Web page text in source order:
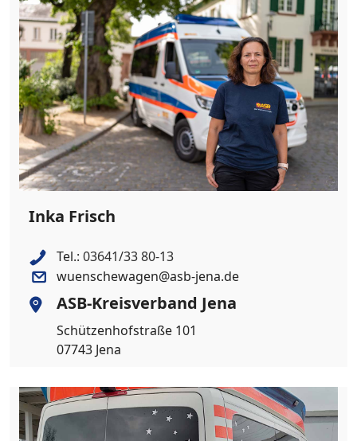
Inka Frisch
Tel.: 03641/33 80-13
wuenschewagen@asb-jena.de
ASB-Kreisverband Jena
Schützenhofstraße 101
07743 Jena